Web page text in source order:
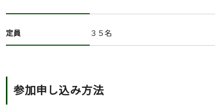
定員 ３５名
参加申し込み方法